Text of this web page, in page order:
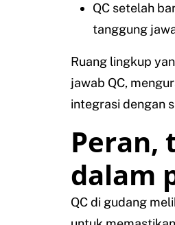
QC setelah
tanggung
Ruang lingkup
jawab QC,
integrasi dengan
Peran,
dalam
QC di gudang